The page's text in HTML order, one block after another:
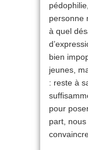
personne
à quel
bien
jeunes,
: reste à
pour
part, nous